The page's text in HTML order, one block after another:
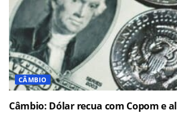
CÂMBIO
Câmbio: Dólar recua com Copom e